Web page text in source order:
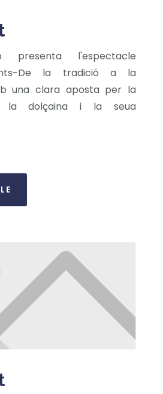
presenta l'espectacle
De la tradició a la
una clara aposta per la
la dolçaina i la seua